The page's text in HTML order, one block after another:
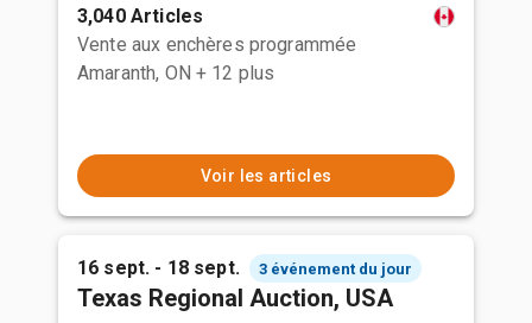
3,040 Articles
Vente aux enchères programmée
Amaranth, ON + 12 plus
Voir les articles
16 sept. - 18 sept. 3 événement du jour
Texas Regional Auction, USA